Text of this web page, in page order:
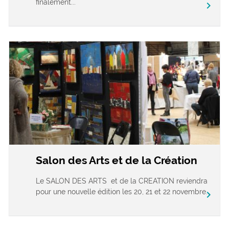
finalement... chevron_right
Salon des Arts et de la Création
Le SALON DES ARTS et de la CREATION reviendra
pour une nouvelle édition les 20, 21 et 22 novembre...
chevron_right